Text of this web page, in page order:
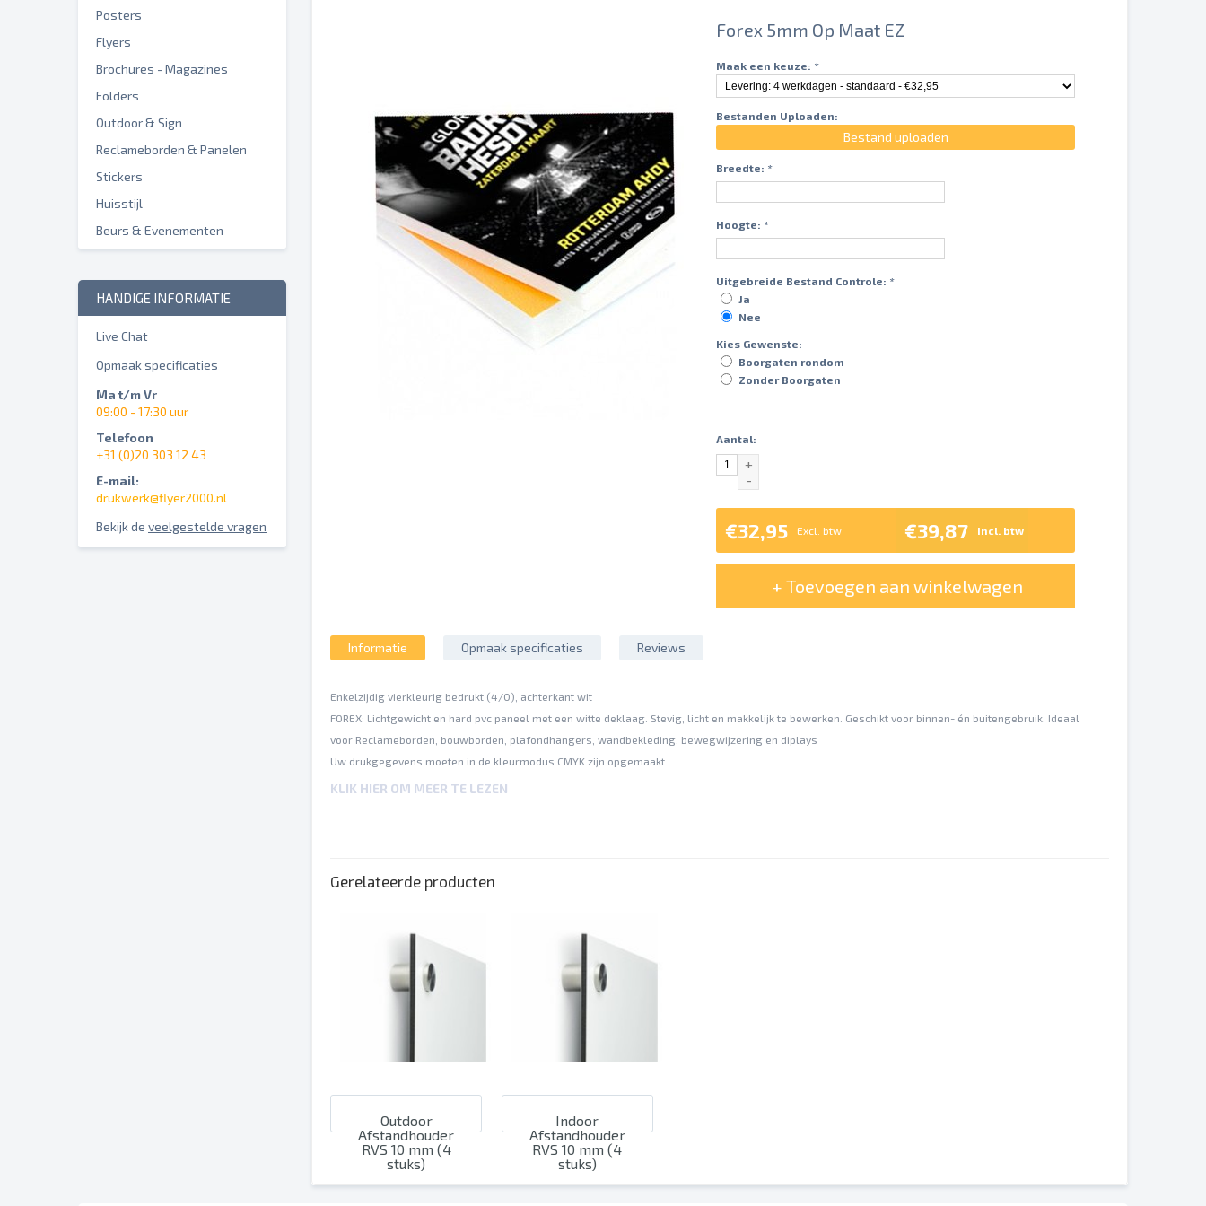
Posters
Flyers
Brochures - Magazines
Folders
Outdoor & Sign
Reclameborden & Panelen
Stickers
Huisstijl
Beurs & Evenementen
HANDIGE INFORMATIE
Live Chat
Opmaak specificaties
Ma t/m Vr
09:00 - 17:30 uur
Telefoon
+31 (0)20 303 12 43
E-mail:
drukwerk@flyer2000.nl
Bekijk de veelgestelde vragen
Forex 5mm Op Maat EZ
Maak een keuze: *
Bestanden Uploaden:
Bestand uploaden
Breedte: *
Hoogte: *
Uitgebreide Bestand Controle: *
Ja
Nee
Kies Gewenste:
Boorgaten rondom
Zonder Boorgaten
Aantal:
+
-
€32,95 Excl. btw €39,87 Incl. btw
+ Toevoegen aan winkelwagen
Informatie Opmaak specificaties Reviews
Enkelzijdig vierkleurig bedrukt (4/0), achterkant wit
FOREX: Lichtgewicht en hard pvc paneel met een witte deklaag. Stevig, licht en makkelijk te bewerken. Geschikt voor binnen- én buitengebruik. Ideaal
voor Reclameborden, bouwborden, plafondhangers, wandbekleding, bewegwijzering en diplays
Uw drukgegevens moeten in de kleurmodus CMYK zijn opgemaakt.
ISO Coated v2 (gebaseerd op FOGRA39).
Overdrukinstellingen worden door ons niet gecontroleerd
KLIK HIER OM MEER TE LEZEN
Gerelateerde producten
Outdoor
Afstandhouder
RVS 10 mm (4
stuks)
Indoor
Afstandhouder
RVS 10 mm (4
stuks)